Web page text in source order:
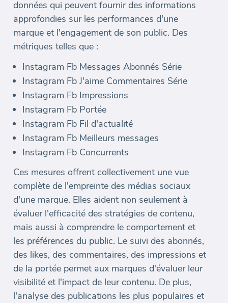
données qui peuvent fournir des informations
approfondies sur les performances d'une
marque et l'engagement de son public. Des
métriques telles que :
Instagram Fb Messages Abonnés Série
Instagram Fb J'aime Commentaires Série
Instagram Fb Impressions
Instagram Fb Portée
Instagram Fb Fil d'actualité
Instagram Fb Meilleurs messages
Instagram Fb Concurrents
Ces mesures offrent collectivement une vue
complète de l'empreinte des médias sociaux
d'une marque. Elles aident non seulement à
évaluer l'efficacité des stratégies de contenu,
mais aussi à comprendre le comportement et
les préférences du public. Le suivi des abonnés,
des likes, des commentaires, des impressions et
de la portée permet aux marques d'évaluer leur
visibilité et l'impact de leur contenu. De plus,
l'analyse des publications les plus populaires et